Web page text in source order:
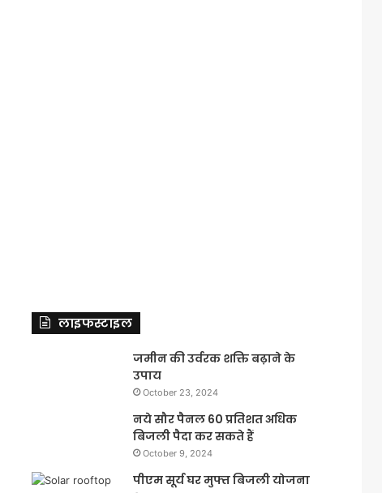
लाइफस्टाइल
जमीन की उर्वरक शक्ति बढ़ाने के
उपाय
October 23, 2024
नये सौर पैनल 60 प्रतिशत अधिक
बिजली पैदा कर सकते हैं
October 9, 2024
पीएम सूर्य घर मुफ्त बिजली योजना